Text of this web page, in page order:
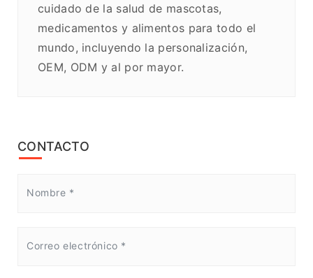
cuidado de la salud de mascotas,
medicamentos y alimentos para todo el
mundo, incluyendo la personalización,
OEM, ODM y al por mayor.
CONTACTO